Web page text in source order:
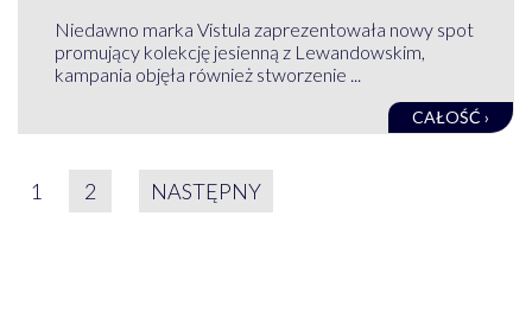
Niedawno marka Vistula zaprezentowała nowy spot
promujący kolekcję jesienną z Lewandowskim,
kampania objęła również stworzenie ...
CAŁOŚĆ ›
STRONICOWANIE
1 2 NASTĘPNY